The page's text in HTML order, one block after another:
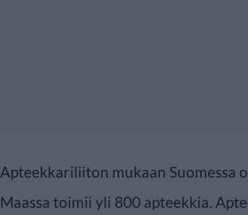
Apteekkariliiton mukaan Suomessa
Maassa toimii yli 800 apteekkia.